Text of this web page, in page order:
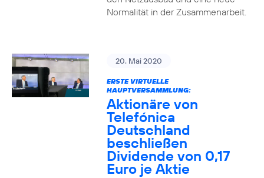
Normalität in der Zusammenarbeit.
20. Mai 2020
ERSTE VIRTUELLE
HAUPTVERSAMMLUNG:
Aktionäre von
Telefónica
Deutschland
beschließen
Dividende von 0,17
Euro je Aktie